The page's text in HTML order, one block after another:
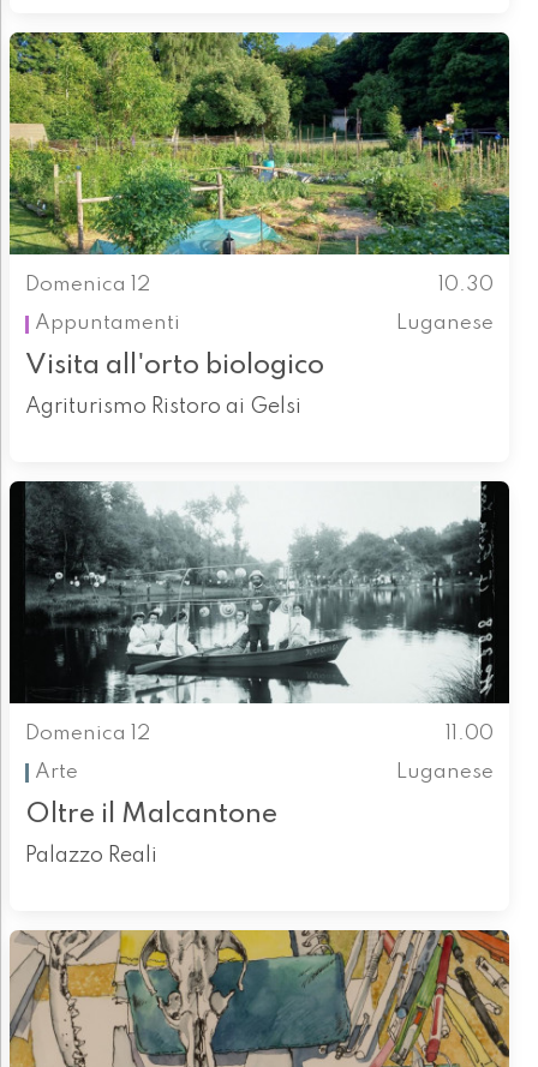
Domenica 12
10.30
Appuntamenti
Luganese
Visita all'orto biologico
Agriturismo Ristoro ai Gelsi
Domenica 12
11.00
Arte
Luganese
Oltre il Malcantone
Palazzo Reali